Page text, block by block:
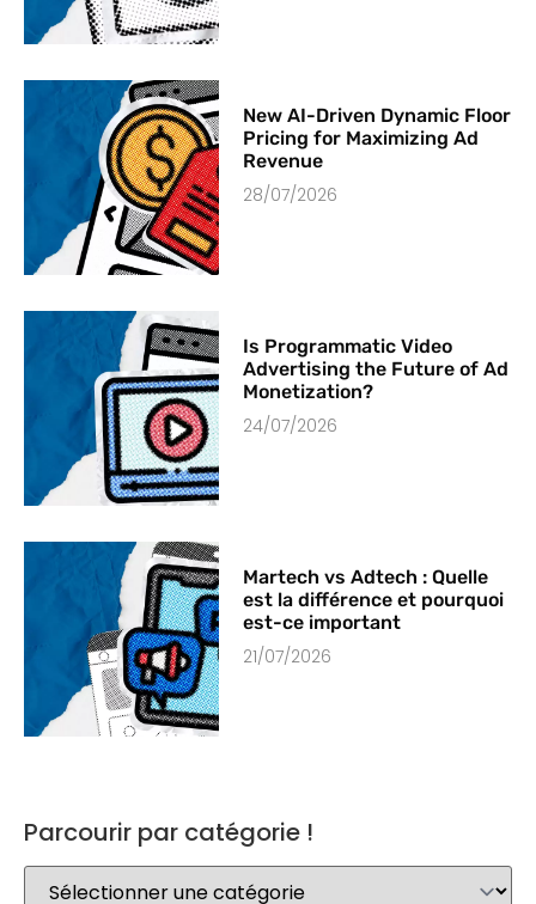
New AI-Driven Dynamic Floor
Pricing for Maximizing Ad
Revenue
28/07/2026
Is Programmatic Video
Advertising the Future of Ad
Monetization?
24/07/2026
Martech vs Adtech : Quelle
est la différence et pourquoi
est-ce important
21/07/2026
Parcourir par catégorie !